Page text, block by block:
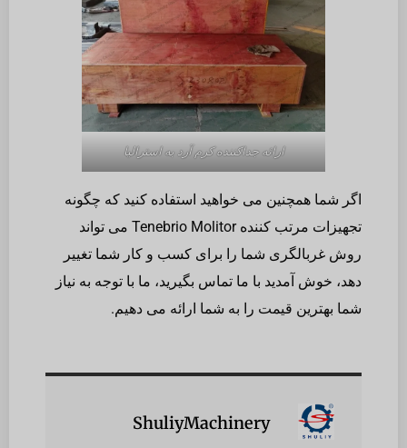
ارائه جداکننده کرم آرد به استرالیا
اگر شما همچنین می خواهید استفاده کنید که چگونه
تجهیزات مرتب کننده Tenebrio Molitor می تواند
روش غربالگری شما را برای کسب و کار شما تغییر
دهد، خوش آمدید با ما تماس بگیرید، ما با توجه به نیاز
شما بهترین قیمت را به شما ارائه می دهیم.
ShuliyMachinery